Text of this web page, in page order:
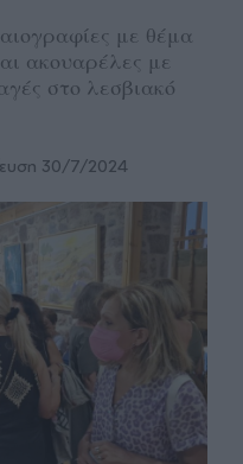
με θέμα
ακουαρέλες με
στο λεσβιακό
30/7/2024